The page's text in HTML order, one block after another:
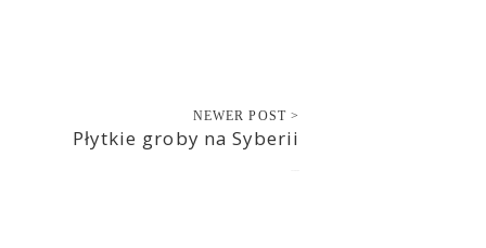
NEWER POST >
Płytkie groby na Syberii